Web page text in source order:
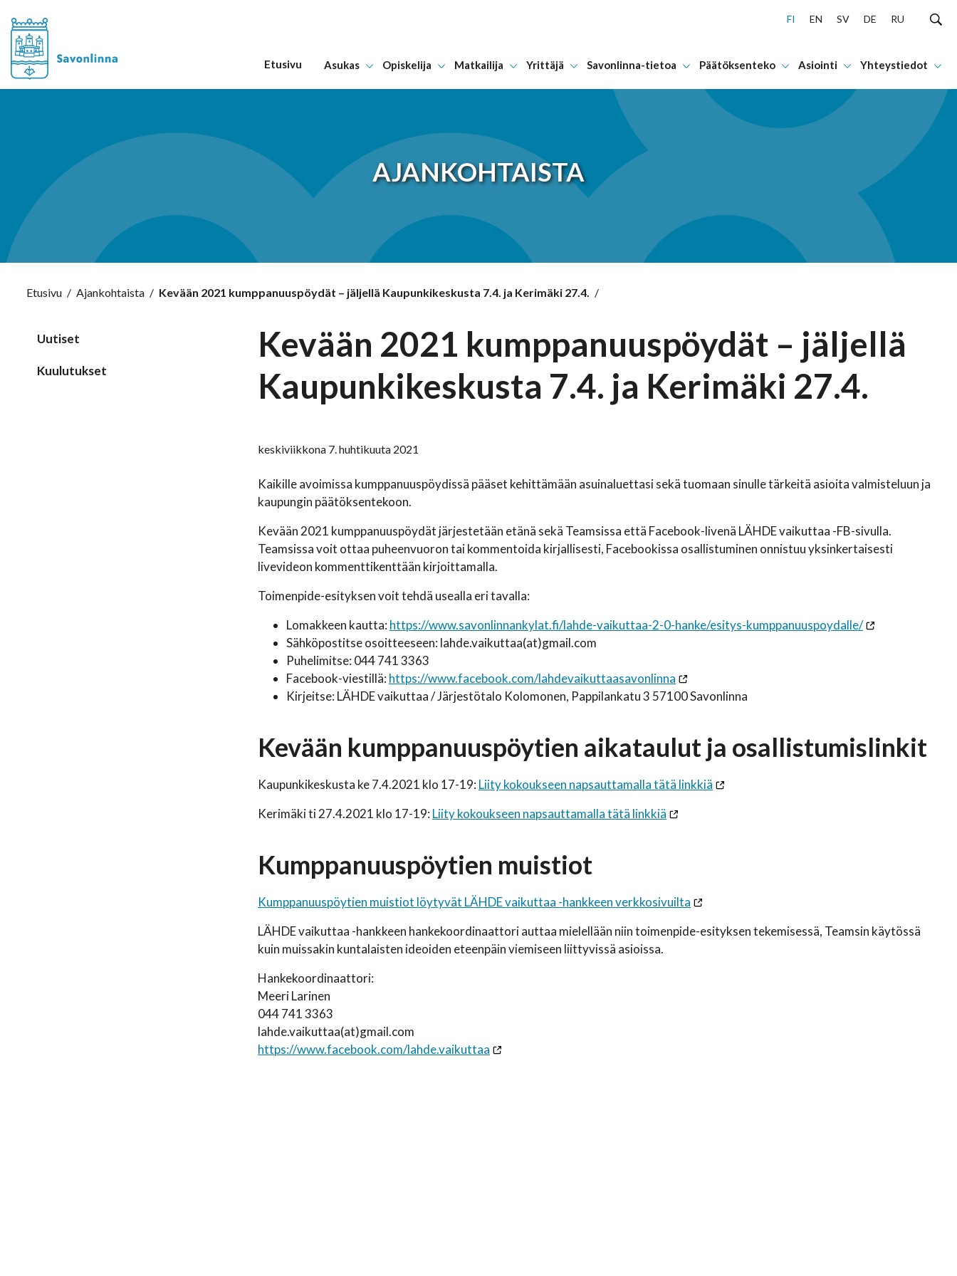
Hyppää sisältöön
FI EN SV DE RU
Etusivu Asukas Opiskelija Matkailija Yrittäjä Savonlinna-tietoa Päätöksenteko Asiointi Yhteystiedot
AJANKOHTAISTA
Etusivu / Ajankohtaista / Kevään 2021 kumppanuuspöydät – jäljellä Kaupunkikeskusta 7.4. ja Kerimäki 27.4. /
Uutiset
Kuulutukset
Kevään 2021 kumppanuuspöydät – jäljellä
Kaupunkikeskusta 7.4. ja Kerimäki 27.4.
keskiviikkona 7. huhtikuuta 2021
Kaikille avoimissa kumppanuuspöydissä pääset kehittämään asuinaluettasi sekä tuomaan sinulle tärkeitä asioita valmisteluun ja
kaupungin päätöksentekoon.
Kevään 2021 kumppanuuspöydät järjestetään etänä sekä Teamsissa että Facebook-livenä LÄHDE vaikuttaa -FB-sivulla.
Teamsissa voit ottaa puheenvuoron tai kommentoida kirjallisesti, Facebookissa osallistuminen onnistuu yksinkertaisesti
livevideon kommenttikenttään kirjoittamalla.
Toimenpide-esityksen voit tehdä usealla eri tavalla:
Lomakkeen kautta: https://www.savonlinnankylat.fi/lahde-vaikuttaa-2-0-hanke/esitys-kumppanuuspoydalle/
Sähköpostitse osoitteeseen: lahde.vaikuttaa(at)gmail.com
Puhelimitse: 044 741 3363
Facebook-viestillä: https://www.facebook.com/lahdevaikuttaasavonlinna
Kirjeitse: LÄHDE vaikuttaa / Järjestötalo Kolomonen, Pappilankatu 3 57100 Savonlinna
Kevään kumppanuuspöytien aikataulut ja osallistumislinkit
Kaupunkikeskusta ke 7.4.2021 klo 17-19: Liity kokoukseen napsauttamalla tätä linkkiä
Kerimäki ti 27.4.2021 klo 17-19: Liity kokoukseen napsauttamalla tätä linkkiä
Kumppanuuspöytien muistiot
Kumppanuuspöytien muistiot löytyvät LÄHDE vaikuttaa -hankkeen verkkosivuilta
LÄHDE vaikuttaa -hankkeen hankekoordinaattori auttaa mielellään niin toimenpide-esityksen tekemisessä, Teamsin käytössä
kuin muissakin kuntalaisten ideoiden eteenpäin viemiseen liittyvissä asioissa.
Hankekoordinaattori:
Meeri Larinen
044 741 3363
lahde.vaikuttaa(at)gmail.com
https://www.facebook.com/lahde.vaikuttaa